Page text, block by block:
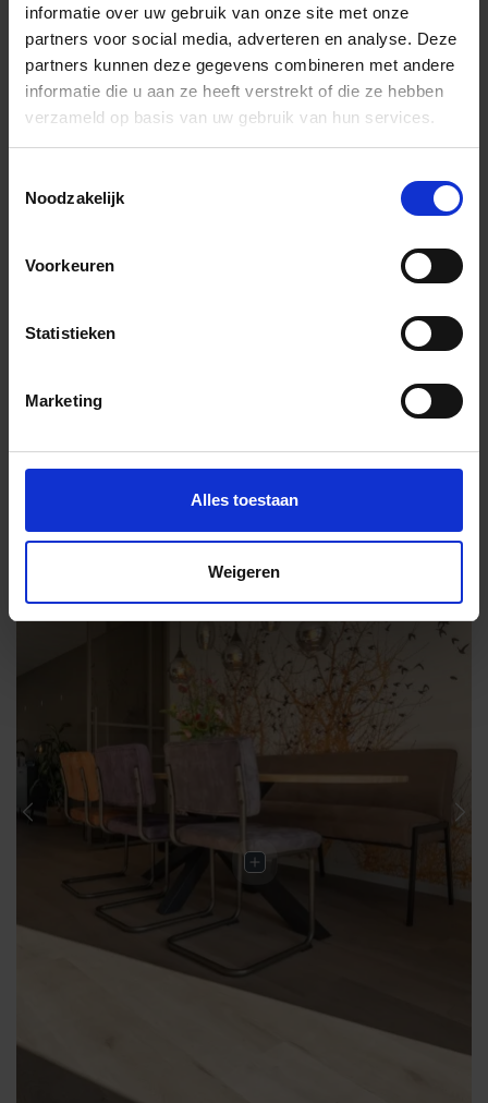
informatie over uw gebruik van onze site met onze
partners voor social media, adverteren en analyse. Deze
partners kunnen deze gegevens combineren met andere
informatie die u aan ze heeft verstrekt of die ze hebben
verzameld op basis van uw gebruik van hun services.
Noodzakelijk
Voorkeuren
Statistieken
Marketing
Alles toestaan
Weigeren
Inclusief cashback-actie
Monster bestellen: 5,00 €
Onze verkoopspecialisten staan graag voor je klaar:
Productaanvraag
Previous